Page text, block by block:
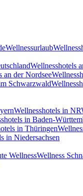
Wellnessurlaub
Wellnesshotels
an der Nordsee
Schwarzwald
Wellnesshotels in
in Baden-
in Thüringen
in Niedersachsen
WellnessWellness